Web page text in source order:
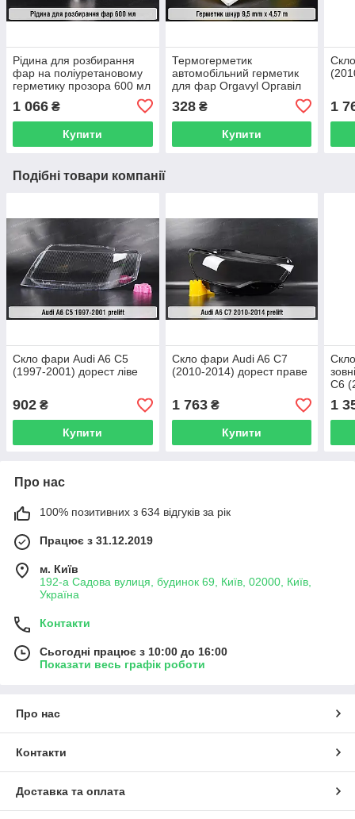
Рідина для розбирання
фар на поліуретановому
герметику прозора 600 мл
1 066 ₴
Купити
Термогерметик
автомобільний герметик
для фар Orgavyl Оргавіл
328₴
Купити
1
Подібні товари компанії
Скло фари Audi A6 C5
(1997-2001) дорест ліве
902 ₴
Купити
Скло фари Audi A6 C7
(2010-2014) дорест праве
1 763₴
Купити
C6
1
Про нас
100% позитивних з 634 відгуків за рік
Працює з 31.12.2019
м. Київ
192-а Садова вулиця, будинок 69, Київ, 02000, Київ,
Україна
Контакти
Сьогодні працює з 10:00 до 16:00
Показати весь графік роботи
Про нас
Контакти
Доставка та оплата